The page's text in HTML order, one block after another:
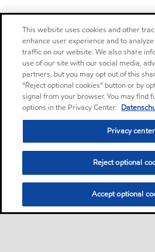
This website uses cookies and other
enhance user experience and to
traffic on our website. We also share
use of our site with our social media,
partners, but you may opt out of this
“Reject optional cookies” button or by
signal from your browser. You may find
options in the Privacy Center.
Privacy center
Reject optional
Accept optional